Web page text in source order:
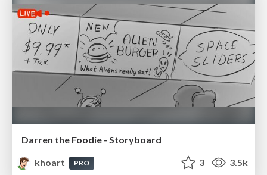
Darren the Foodie - Storyboard
khoart
PRO 3 3.5k